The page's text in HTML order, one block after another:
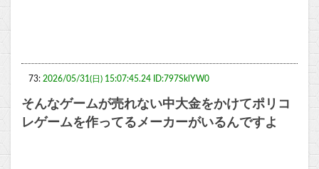
73: 2026/05/31(日) 15:07:45.24 ID:797SklYW0
そんなゲームが売れない中大金をかけてポリコ
レゲームを作ってるメーカーがいるんですよ